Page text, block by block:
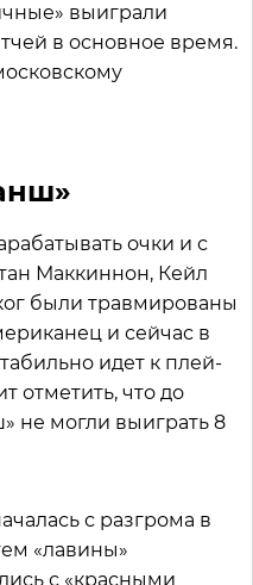
выиграли
в основное время.
очки и с
Маккиннон, Кейл
были травмированы
и сейчас в
идет к плей-
отметить, что до
не могли выиграть 8
с разгрома в
«лавины»
с «красными